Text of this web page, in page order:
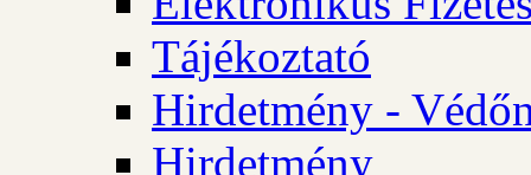
Tájékoztató
Hirdetmény -
Hirdetmény